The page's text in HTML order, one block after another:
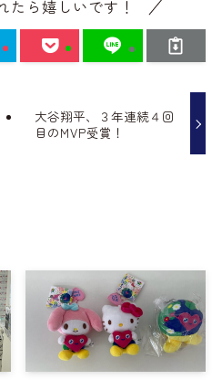
たら嬉しいです！
大谷翔平、３年連続４回
目のMVP受賞！